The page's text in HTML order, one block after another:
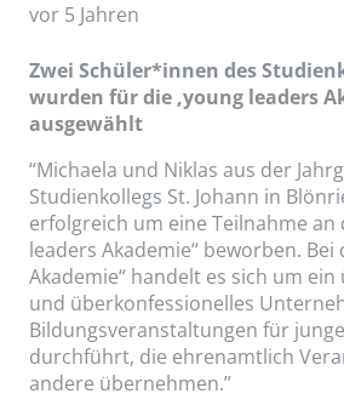
vor 5 Jahren
Zwei Schüler*innen des
wurden für die ‚young leaders
ausgewählt
“Michaela und Niklas aus der
Studienkollegs St. Johann in
erfolgreich um eine Teilnahme an
leaders Akademie“ beworben. Bei
Akademie“ handelt es sich um
und überkonfessionelles
Bildungsveranstaltungen für
durchführt, die ehrenamtlich
andere übernehmen.”